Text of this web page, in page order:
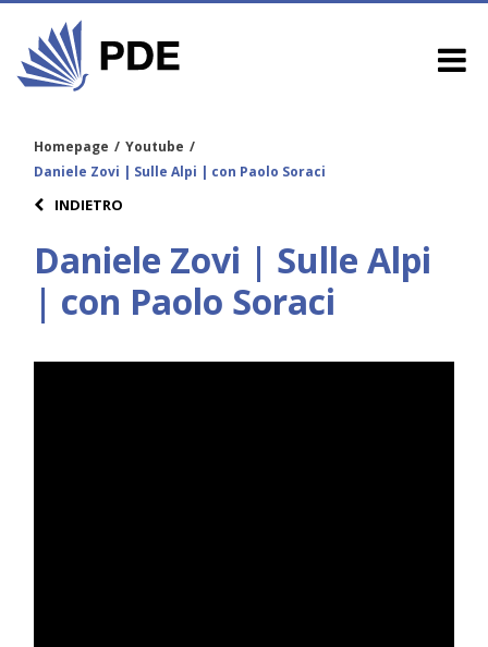
Homepage / Youtube /
Daniele Zovi | Sulle Alpi | con Paolo Soraci
INDIETRO
Daniele Zovi | Sulle Alpi
| con Paolo Soraci